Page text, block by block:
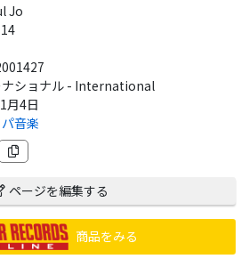
Jo
ナショナル - International
月4日
音楽
ページを編集する
商品をみる